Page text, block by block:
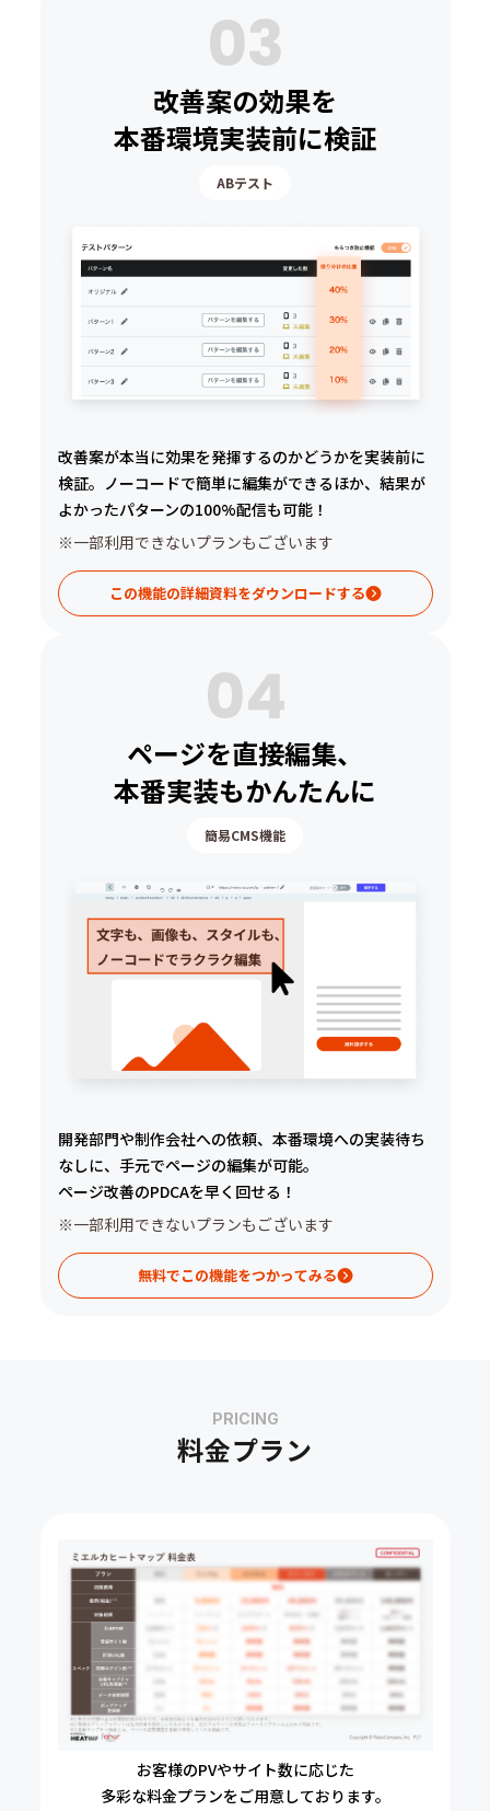
03
改善案の効果を
本番環境実装前に検証
ABテスト
改善案が本当に効果を発揮するのかどうかを実装前に
検証。ノーコードで簡単に編集ができるほか、結果が
よかったパターンの100%配信も可能！
※一部利用できないプランもございます
この機能の詳細資料をダウンロードする
04
ページを直接編集、
本番実装もかんたんに
簡易CMS機能
開発部門や制作会社への依頼、本番環境への実装待ち
なしに、手元でページの編集が可能。
ページ改善のPDCAを早く回せる！
※一部利用できないプランもございます
無料でこの機能をつかってみる
PRICING
料金プラン
お客様のPVやサイト数に応じた
多彩な料金プランをご用意しております。